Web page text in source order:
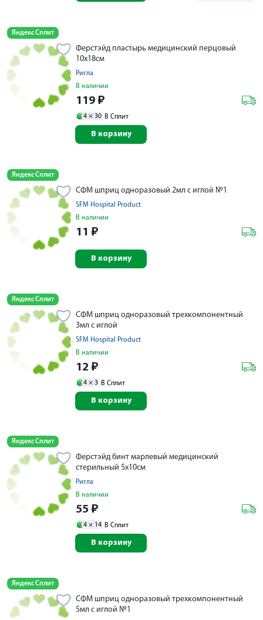
Яндекс Сплит
Ферстэйд пластырь медицинский перцовый
10х18см
Ригла
В наличии
119 ₽
4 × 30 В Сплит
В корзину
Яндекс Сплит
СФМ шприц одноразовый 2мл с иглой №1
SFM Hospital Product
В наличии
11 ₽
В корзину
Яндекс Сплит
СФМ шприц одноразовый трехкомпонентный
3мл с иглой
SFM Hospital Product
В наличии
12 ₽
4 × 3 В Сплит
В корзину
Яндекс Сплит
Ферстэйд бинт марлевый медицинский
стерильный 5х10см
Ригла
В наличии
55 ₽
4 × 14 В Сплит
В корзину
Яндекс Сплит
СФМ шприц одноразовый трехкомпонентный
5мл с иглой №1